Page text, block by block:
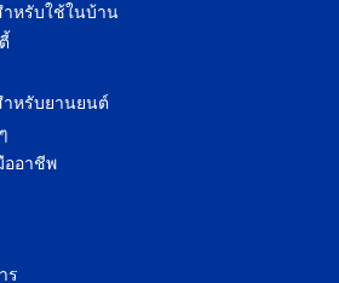
หรับใช้ในบ้าน
หรับยานยนต์
อาชีพ
ร